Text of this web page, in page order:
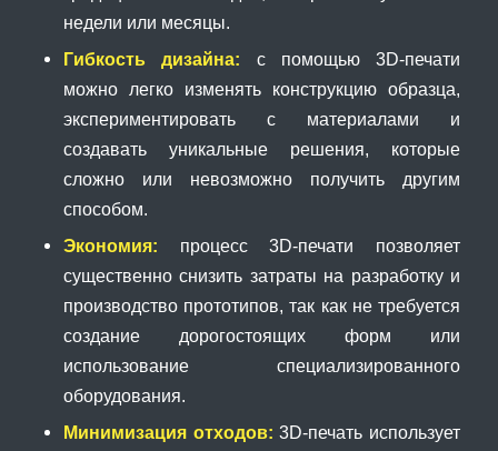
недели или месяцы.
Гибкость дизайна: с помощью 3D-печати
можно легко изменять конструкцию образца,
экспериментировать с материалами и
создавать уникальные решения, которые
сложно или невозможно получить другим
способом.
Экономия: процесс 3D-печати позволяет
существенно снизить затраты на разработку и
производство прототипов, так как не требуется
создание дорогостоящих форм или
использование специализированного
оборудования.
Минимизация отходов: 3D-печать использует